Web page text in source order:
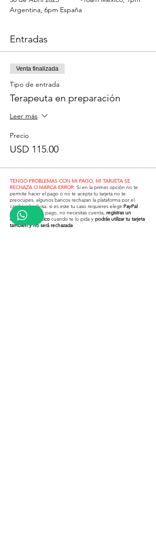
Argentina, 6pm España
Entradas
Venta finalizada
Tipo de entrada
Terapeuta en preparación
Leer más
Precio
USD 115.00
TENGO PROBLEMAS CON MI PAGO, MI TARJETA SE
RECHAZA O MARCA ERROR: Si en la primer opción no te
permite hacer el pago o no te acepta tu tarjeta no te
preocupes, algunos bancos rechazan la plataforma por el
cambio de divisa. si es este tu caso requieres elegir PayPal
como forma de pago, no necesitas cuenta, registras un
correo electrónico cuando te lo pida y podrás utilizar tu tarjeta
también y no será rechazada